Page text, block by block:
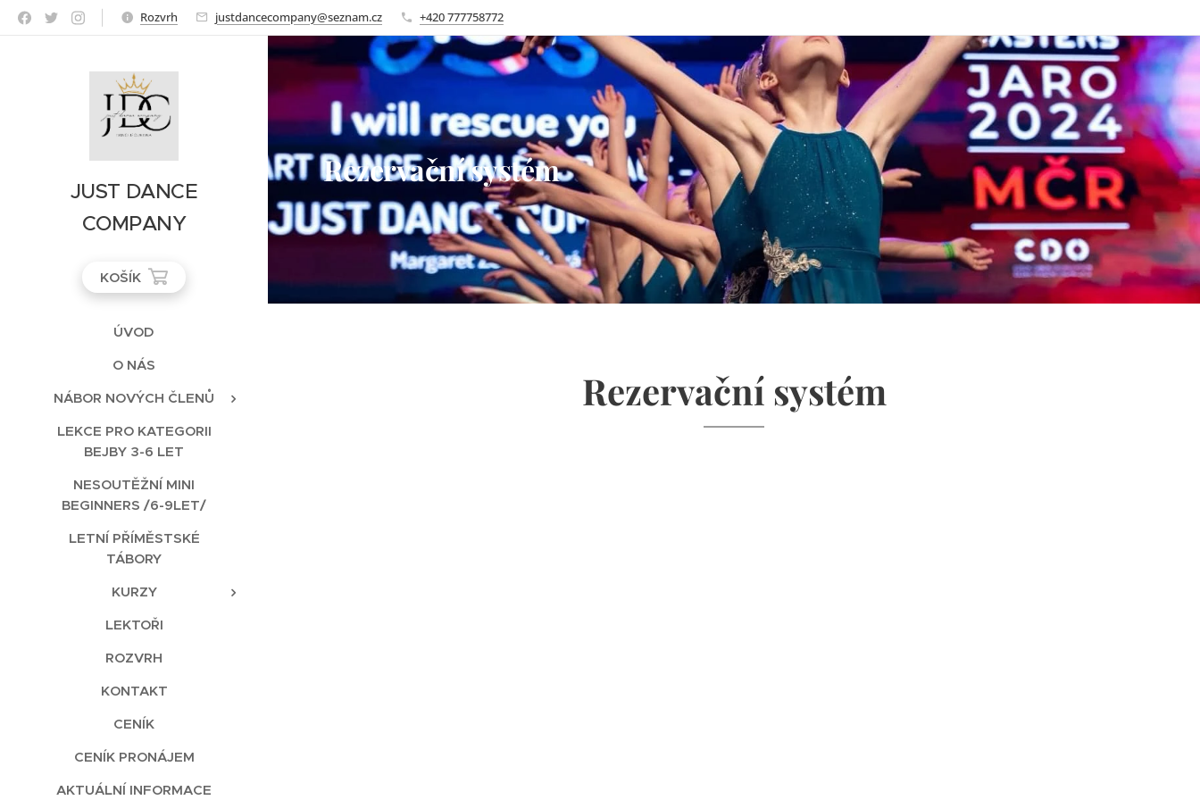
Rozvrh justdancecompany@seznam.cz +420 777758772
JUST DANCE
COMPANY
KOŠÍK
ÚVOD
O NÁS
NÁBOR NOVÝCH ČLENŮ
LEKCE PRO KATEGORII
BEJBY 3-6 LET
NESOUTĚŽNÍ MINI
BEGINNERS /6-9LET/
LETNÍ PŘÍMĚSTSKÉ
TÁBORY
KURZY
LEKTOŘI
ROZVRH
KONTAKT
CENÍK
CENÍK PRONÁJEM
AKTUÁLNÍ INFORMACE
Rezervační systém
Rezervační systém